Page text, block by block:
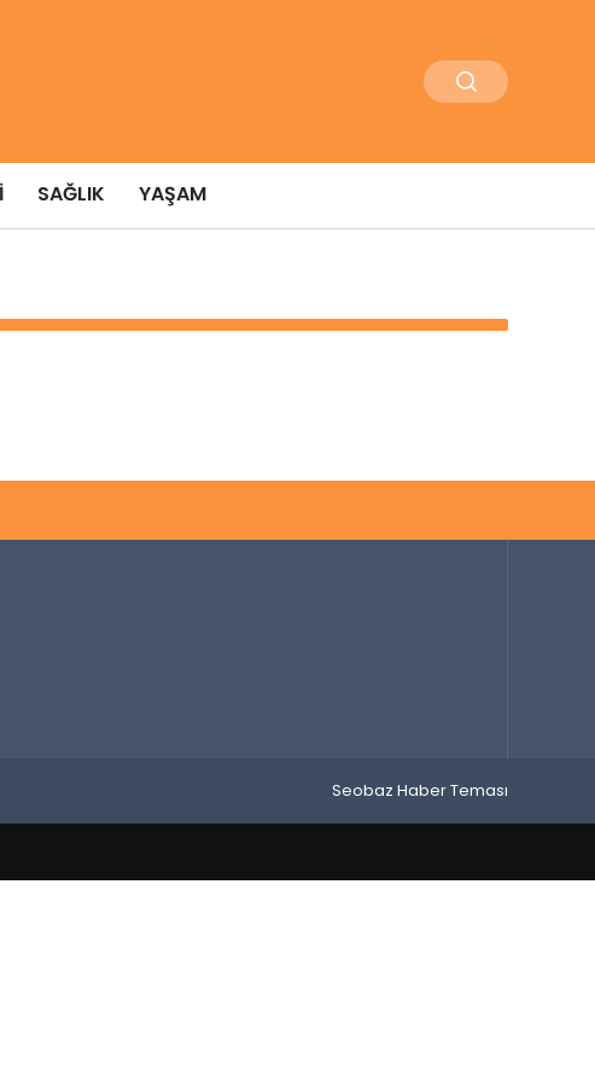
SAĞLIK YAŞAM
Seobaz Haber Teması